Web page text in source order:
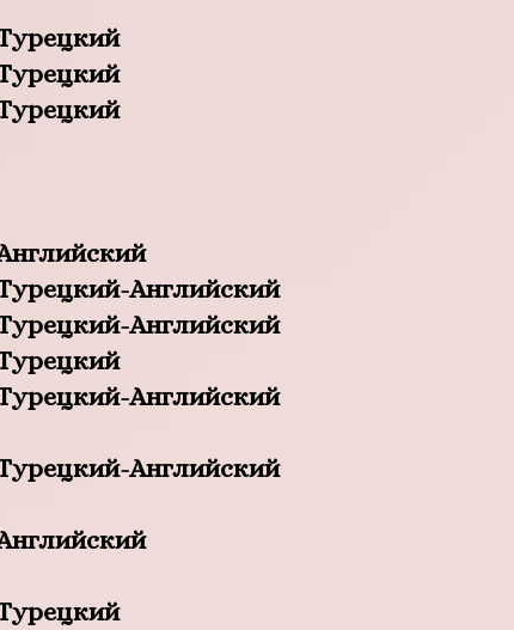
Английский
Английский
Английский
Английский